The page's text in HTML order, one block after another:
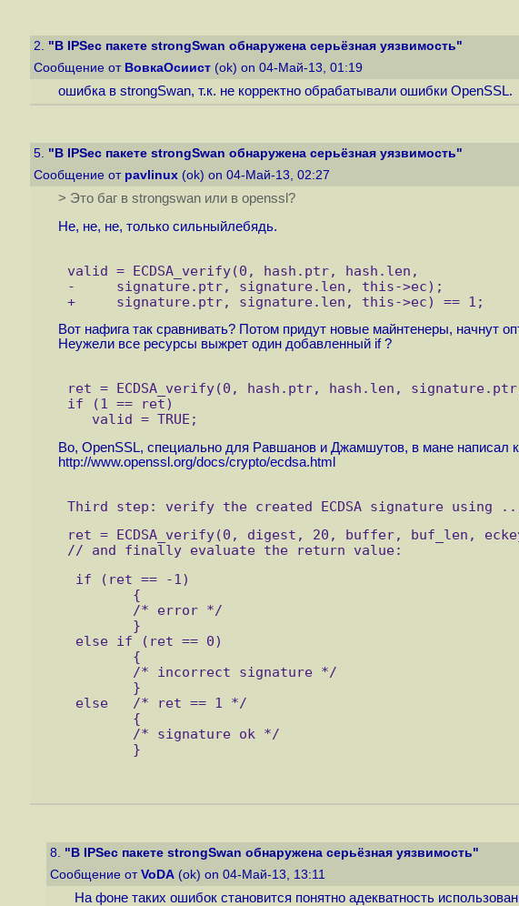
2. "В IPSec пакете strongSwan обнаружена серьёзная уязвимость"
Сообщение от ВовкаОсиист (ok) on 04-Май-13, 01:19
ошибка в strongSwan, т.к. не корректно обрабатывали ошибки OpenSSL.
5. "В IPSec пакете strongSwan обнаружена серьёзная уязвимость"
Сообщение от pavlinux (ok) on 04-Май-13, 02:27
> Это баг в strongswan или в openssl?
Не, не, не, только сильныйлебядь.
valid = ECDSA_verify(0, hash.ptr, hash.len,
-     signature.ptr, signature.len, this->ec);
+     signature.ptr, signature.len, this->ec) == 1;
Вот нафига так сравнивать? Потом придут новые майнтенеры, начнут
Неужели все ресурсы выжрет один добавленный if ?
ret = ECDSA_verify(0, hash.ptr, hash.len,
if (1 == ret)
valid = TRUE;
Во, OpenSSL, специально для Равшанов и Джамшутов, в мане написал
http://www.openssl.org/docs/crypto/ecdsa.html
Third step: verify the created ECDSA signature using ...
ret = ECDSA_verify(0, digest, 20, buffer, buf_len,
// and finally evaluate the return value:
if (ret == -1)
{
/* error */
}
else if (ret == 0)
{
/* incorrect signature */
}
else   /* ret == 1 */
{
/* signature ok */
}
8. "В IPSec пакете strongSwan обнаружена серьёзная уязвимость"
Сообщение от VoDA (ok) on 04-Май-13, 13:11
На фоне таких ошибок становится понятно адекватность